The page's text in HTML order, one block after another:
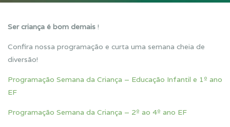
Ser criança é bom demais !
Confira nossa programação e curta uma semana cheia de
diversão!
Programação Semana da Criança – Educação Infantil e 1º ano
EF
Programação Semana da Criança – 2º ao 4º ano EF